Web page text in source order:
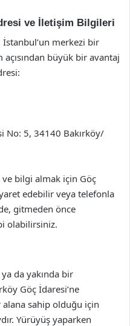
ve İletişim Bilgileri
İstanbul’un merkezi bir
açısından büyük bir avantaj
No: 5, 34140 Bakırköy/
bilgi almak için Göç
edebilir veya telefonla
gitmeden önce
olabilirsiniz.
da yakında bir
Göç İdaresi’ne
sahip olduğu için
Yürüyüş yaparken